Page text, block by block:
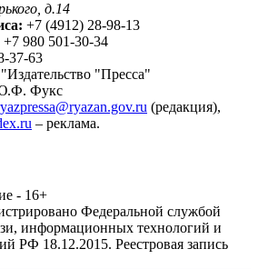
д.14
+7 (4912) 28-98-13
+7 980 501-30-34
37-63
"Пресса"
Фукс
(редакция),
– реклама.
- 16+
Федеральной службой
информационных технологий и
РФ 18.12.2015. Реестровая запись